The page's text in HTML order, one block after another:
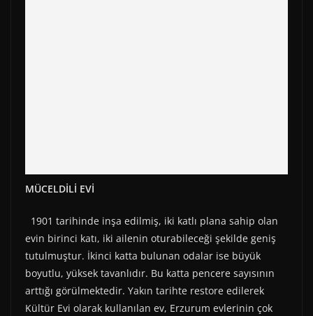
MÜCELDİLİ EVİ
1901 tarihinde inşa edilmiş, iki katlı plana sahip olan
evin birinci katı, iki ailenin oturabileceği şekilde geniş
tutulmuştur. İkinci katta bulunan odalar ise büyük
boyutlu, yüksek tavanlıdır. Bu katta pencere sayısının
arttığı görülmektedir. Yakın tarihte restore edilerek
Kültür Evi olarak kullanılan ev, Erzurum evlerinin çok